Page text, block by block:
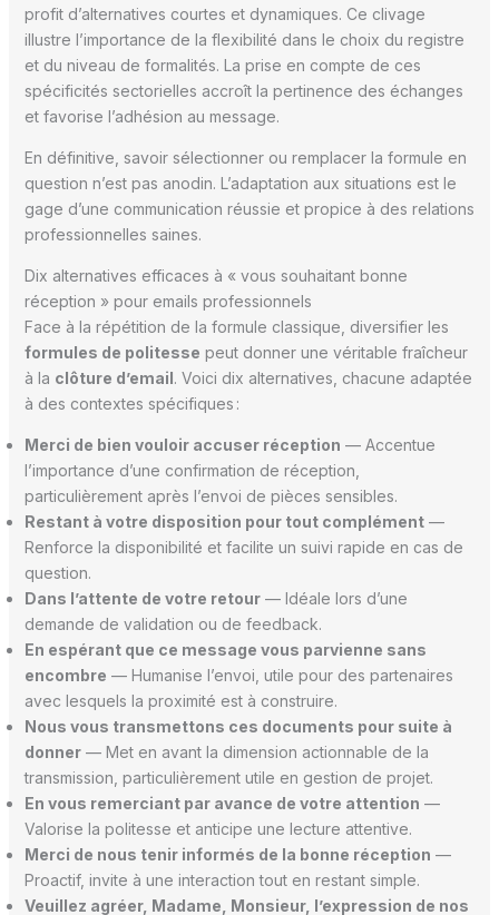
profit d’alternatives courtes et dynamiques. Ce clivage
illustre l’importance de la flexibilité dans le choix du registre
et du niveau de formalités. La prise en compte de ces
spécificités sectorielles accroît la pertinence des échanges
et favorise l’adhésion au message.
En définitive, savoir sélectionner ou remplacer la formule en
question n’est pas anodin. L’adaptation aux situations est le
gage d’une communication réussie et propice à des relations
professionnelles saines.
Dix alternatives efficaces à « vous souhaitant bonne
réception » pour emails professionnels
Face à la répétition de la formule classique, diversifier les
formules de politesse peut donner une véritable fraîcheur
à la clôture d’email. Voici dix alternatives, chacune adaptée
à des contextes spécifiques :
Merci de bien vouloir accuser réception — Accentue
l’importance d’une confirmation de réception,
particulièrement après l’envoi de pièces sensibles.
Restant à votre disposition pour tout complément—
Renforce la disponibilité et facilite un suivi rapide en cas de
question.
Dans l’attente de votre retour— Idéale lors d’une
demande de validation ou de feedback.
En espérant que ce message vous parvienne sans
encombre — Humanise l’envoi, utile pour des partenaires
avec lesquels la proximité est à construire.
Nous vous transmettons ces documents pour suite à
donner— Met en avant la dimension actionnable de la
transmission, particulièrement utile en gestion de projet.
En vous remerciant par avance de votre attention —
Valorise la politesse et anticipe une lecture attentive.
Merci de nous tenir informés de la bonne réception —
Proactif, invite à une interaction tout en restant simple.
Veuillez agréer, Madame, Monsieur, l’expression de nos